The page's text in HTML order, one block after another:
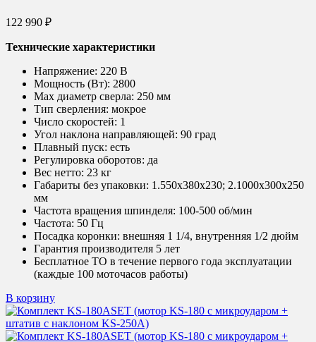
122 990 ₽
Технические характеристики
Напряжение: 220 В
Мощность (Вт): 2800
Max диаметр сверла: 250 мм
Тип сверления: мокрое
Число скоростей: 1
Угол наклона направляющей: 90 град
Плавный пуск: есть
Регулировка оборотов: да
Вес нетто: 23 кг
Габариты без упаковки: 1.550х380х230; 2.1000х300х250
мм
Частота вращения шпинделя: 100-500 об/мин
Частота: 50 Гц
Посадка коронки: внешняя 1 1/4, внутренняя 1/2 дюйм
Гарантия производителя 5 лет
Бесплатное ТО в течение первого года эксплуатации
(каждые 100 моточасов работы)
В корзину